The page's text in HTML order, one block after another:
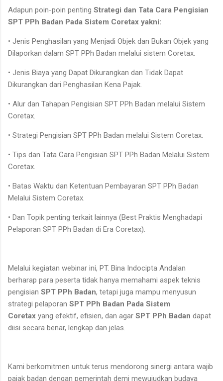
Adapun poin-poin penting Strategi dan Tata Cara Pengisian
SPT PPh Badan Pada Sistem Coretax yakni:
• Jenis Penghasilan yang Menjadi Objek dan Bukan Objek yang
Dilaporkan dalam SPT PPh Badan melalui sistem Coretax.
• Jenis Biaya yang Dapat Dikurangkan dan Tidak Dapat
Dikurangkan dari Penghasilan Kena Pajak.
• Alur dan Tahapan Pengisian SPT PPh Badan melalui Sistem
Coretax.
• Strategi Pengisian SPT PPh Badan melalui Sistem Coretax.
• Tips dan Tata Cara Pengisian SPT PPh Badan Melalui Sistem
Coretax.
• Batas Waktu dan Ketentuan Pembayaran SPT PPh Badan
Melalui Sistem Coretax.
• Dan Topik penting terkait lainnya (Best Praktis Menghadapi
Pelaporan SPT PPh Badan di Era Coretax).
Melalui kegiatan webinar ini, PT. Bina Indocipta Andalan
berharap para peserta tidak hanya memahami aspek teknis
pengisian SPT PPh Badan, tetapi juga mampu menyusun
strategi pelaporan SPT PPh Badan Pada Sistem
Coretax yang efektif, efisien, dan agar SPT PPh Badan dapat
diisi secara benar, lengkap dan jelas.
Kami berkomitmen untuk terus mendorong sinergi antara wajib
pajak badan dengan pemerintah demi mewujudkan budaya